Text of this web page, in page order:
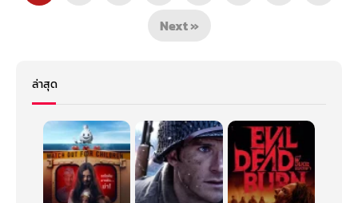
Next »
ล่าสุด